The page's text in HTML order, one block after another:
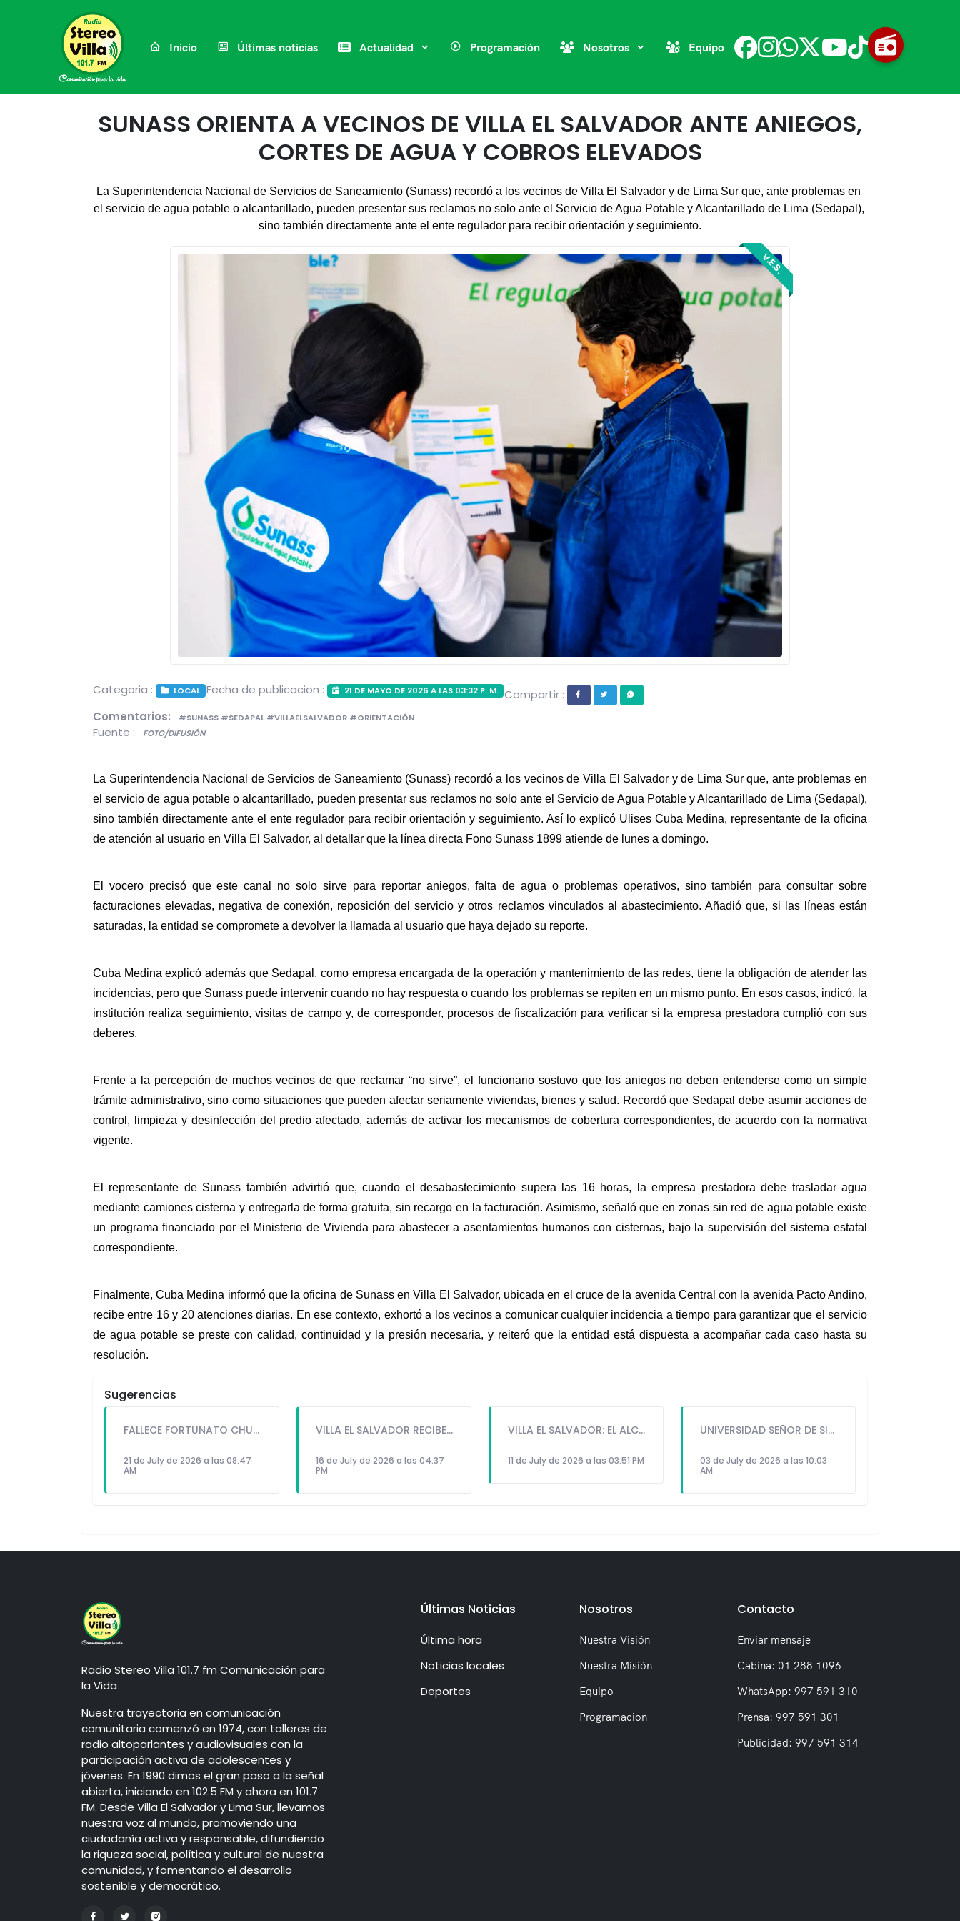
Inicio Últimas noticias Actualidad Programación Nosotros Equipo
SUNASS ORIENTA A VECINOS DE VILLA EL SALVADOR ANTE ANIEGOS,
CORTES DE AGUA Y COBROS ELEVADOS
La Superintendencia Nacional de Servicios de Saneamiento (Sunass) recordó a los vecinos de Villa El Salvador y de Lima Sur que, ante problemas en
el servicio de agua potable o alcantarillado, pueden presentar sus reclamos no solo ante el Servicio de Agua Potable y Alcantarillado de Lima (Sedapal),
sino también directamente ante el ente regulador para recibir orientación y seguimiento.
V.E.S.
Categoria : LOCAL Fecha de publicacion : 21 DE MAYO DE 2026 A LAS 03:32 P. M. Compartir :
Comentarios:
#SUNASS #SEDAPAL #VILLAELSALVADOR #ORIENTACIÓN
Fuente : FOTO/DIFUSIÓN
La Superintendencia Nacional de Servicios de Saneamiento (Sunass) recordó a los vecinos de Villa El Salvador y de Lima Sur que, ante problemas en
el servicio de agua potable o alcantarillado, pueden presentar sus reclamos no solo ante el Servicio de Agua Potable y Alcantarillado de Lima (Sedapal),
sino también directamente ante el ente regulador para recibir orientación y seguimiento. Así lo explicó Ulises Cuba Medina, representante de la oficina
de atención al usuario en Villa El Salvador, al detallar que la línea directa Fono Sunass 1899 atiende de lunes a domingo.
El vocero precisó que este canal no solo sirve para reportar aniegos, falta de agua o problemas operativos, sino también para consultar sobre
facturaciones elevadas, negativa de conexión, reposición del servicio y otros reclamos vinculados al abastecimiento. Añadió que, si las líneas están
saturadas, la entidad se compromete a devolver la llamada al usuario que haya dejado su reporte.
Cuba Medina explicó además que Sedapal, como empresa encargada de la operación y mantenimiento de las redes, tiene la obligación de atender las
incidencias, pero que Sunass puede intervenir cuando no hay respuesta o cuando los problemas se repiten en un mismo punto. En esos casos, indicó, la
institución realiza seguimiento, visitas de campo y, de corresponder, procesos de fiscalización para verificar si la empresa prestadora cumplió con sus
deberes.
Frente a la percepción de muchos vecinos de que reclamar “no sirve”, el funcionario sostuvo que los aniegos no deben entenderse como un simple
trámite administrativo, sino como situaciones que pueden afectar seriamente viviendas, bienes y salud. Recordó que Sedapal debe asumir acciones de
control, limpieza y desinfección del predio afectado, además de activar los mecanismos de cobertura correspondientes, de acuerdo con la normativa
vigente.
El representante de Sunass también advirtió que, cuando el desabastecimiento supera las 16 horas, la empresa prestadora debe trasladar agua
mediante camiones cisterna y entregarla de forma gratuita, sin recargo en la facturación. Asimismo, señaló que en zonas sin red de agua potable existe
un programa financiado por el Ministerio de Vivienda para abastecer a asentamientos humanos con cisternas, bajo la supervisión del sistema estatal
correspondiente.
Finalmente, Cuba Medina informó que la oficina de Sunass en Villa El Salvador, ubicada en el cruce de la avenida Central con la avenida Pacto Andino,
recibe entre 16 y 20 atenciones diarias. En ese contexto, exhortó a los vecinos a comunicar cualquier incidencia a tiempo para garantizar que el servicio
de agua potable se preste con calidad, continuidad y la presión necesaria, y reiteró que la entidad está dispuesta a acompañar cada caso hasta su
resolución.
Sugerencias
FALLECE FORTUNATO CHUQUITAYPE ANDRADE, “EL CHOLO”, REFERENTE DE LA SOLIDARIDAD Y LA CULTURA EN VILLA EL SALVADOR
21 de July de 2026 a las 08:47
AM
VILLA EL SALVADOR RECIBE A ANA CORREA PARA PRESENTAR LIBRO SOBRE MEMORIA, TEATRO Y RESISTENCIA DURANTE EL CONFLICTO ARMADO INTERNO.
16 de July de 2026 a las 04:37
PM
VILLA EL SALVADOR: EL ALCALDE GUIDO IÑIGO PERALTA PRIORIZÓ CONCIERTO DE SOMOS PERÚ Y NO ASISTIÓ AL DESFILE ESCOLAR CÍVICO CULTURAL 2026
11 de July de 2026 a las 03:51 PM
UNIVERSIDAD SEÑOR DE SIPÁN PRESENTÓ ROBOT HUMANOIDE DE ÚLTIMA GENERACIÓN PARA FORTALECER LA INVESTIGACIÓN Y LA FORMACIÓN ACADÉMICA
03 de July de 2026 a las 10:03
AM
Radio Stereo Villa 101.7 fm Comunicación para
la Vida
Nuestra trayectoria en comunicación
comunitaria comenzó en 1974, con talleres de
radio altoparlantes y audiovisuales con la
participación activa de adolescentes y
jóvenes. En 1990 dimos el gran paso a la señal
abierta, iniciando en 102.5 FM y ahora en 101.7
FM. Desde Villa El Salvador y Lima Sur, llevamos
nuestra voz al mundo, promoviendo una
ciudadanía activa y responsable, difundiendo
la riqueza social, política y cultural de nuestra
comunidad, y fomentando el desarrollo
sostenible y democrático.
Últimas Noticias
Última hora
Noticias locales
Deportes
Nosotros
Nuestra Visión
Nuestra Misión
Equipo
Programacion
Contacto
Enviar mensaje
Cabina: 01 288 1096
WhatsApp: 997 591 310
Prensa: 997 591 301
Publicidad: 997 591 314